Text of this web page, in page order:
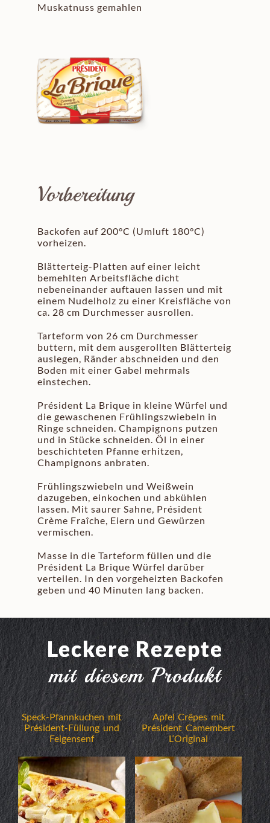
Muskatnuss gemahlen
Vorbereitung
Backofen auf 200°C (Umluft 180°C)
vorheizen.
Blätterteig-Platten auf einer leicht
bemehlten Arbeitsfläche dicht
nebeneinander auftauen lassen und mit
einem Nudelholz zu einer Kreisfläche von
ca. 28 cm Durchmesser ausrollen.
Tarteform von 26 cm Durchmesser
buttern, mit dem ausgerollten Blätterteig
auslegen, Ränder abschneiden und den
Boden mit einer Gabel mehrmals
einstechen.
Président La Brique in kleine Würfel und
die gewaschenen Frühlingszwiebeln in
Ringe schneiden. Champignons putzen
und in Stücke schneiden. Öl in einer
beschichteten Pfanne erhitzen,
Champignons anbraten.
Frühlingszwiebeln und Weißwein
dazugeben, einkochen und abkühlen
lassen. Mit saurer Sahne, Président
Crème Fraîche, Eiern und Gewürzen
vermischen.
Masse in die Tarteform füllen und die
Président La Brique Würfel darüber
verteilen. In den vorgeheizten Backofen
geben und 40 Minuten lang backen.
Leckere Rezepte
mit diesem Produkt
Speck-Pfannkuchen mit
Président-Füllung und
Feigensenf
Apfel Crêpes mit
Président Camembert
L‘Original